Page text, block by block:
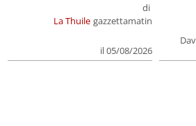
La Thuile
di
gazzettamatin
il 05/08/2026